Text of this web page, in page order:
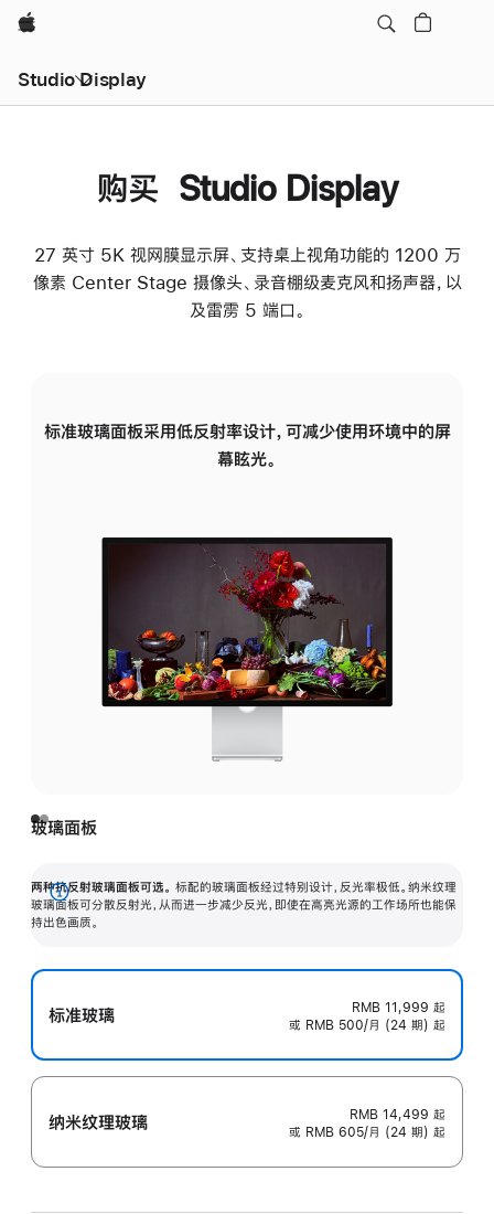
Apple
Studio Display
购买 Studio Display
27 英寸 5K 视网膜显示屏、支持桌上视角功能的 1200 万
像素 Center Stage 摄像头、录音棚级麦克风和扬声器，以
及雷雳 5 端口。
标准玻璃面板采用低反射率设计，可减少使用环境中的屏
幕眩光。
玻璃面板
两种抗反射玻璃面板可选。 标配的玻璃面板经过特别设计，反光率极低。纳米纹理
玻璃面板可分散反射光，从而进一步减少反光，即使在高亮光源的工作场所也能保
持出色画质。
展
开
标准玻璃 RMB 11,999 起
或 RMB 500/月 (24 期) 起
纳米纹理玻璃 RMB 14,499 起
或 RMB 605/月 (24 期) 起